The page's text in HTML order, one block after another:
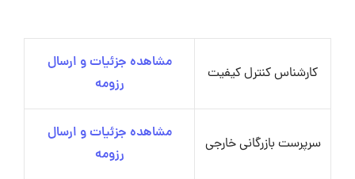
کارشناس کنترل کیفیت
مشاهده جزئیات و ارسال
رزومه
سرپرست بازرگانی خارجی
مشاهده جزئیات و ارسال
رزومه